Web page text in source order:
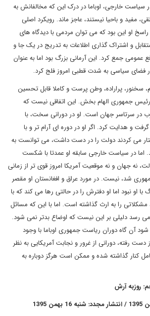
خارجی، اوباما در درک این که مخالفانش به
مفید و باحیا نیستند، عاجز ماند. رویکرد اصلی
راسخ او این بود که می توان مردمی با دیدگاه های
و اشتراک گذاری اطلاعات به تدریج در یک جا و
عمومی جمع کرد. این آرمانی بزرگ بود اما به عنوان
فضای سیاسی به شدت قطبی امروز فلج کرد.
سخنور، پراراده، وطن پرست و کاملا قابل تحسین
جمهوری الهام بخش. این اتفاقی نیست که
در سرتاسر جهان است. او در دورانی سخت، با
و هدایت کرد. اگر او در دوره ای آرام تر و با
می کردند دولت را در دست داشت، می توانست به
اما در سیاست خارجی سابقه او عمدتا با شکست
نه جهان و نه موقعیت آمریکا امروز قوی تر از زمانی
شد، نیست. در مورد عراق و افغانستان او مقصر
او نبود اما او دفترش را در حالتی رها می کند که با
را به ارث گذاشته است. اما با این که مسائل
رسد دلیلی بر این نیست که اوضاع بدتر نمی شود.
شود آن گاه دوران ریاست جمهوری اوباما با وجود
رفته، دورانی از غرور و نجابت آمریکایی به نظر
کنار گذاشته شده و ممکن است هرگز دوباره به
روزبه آرش